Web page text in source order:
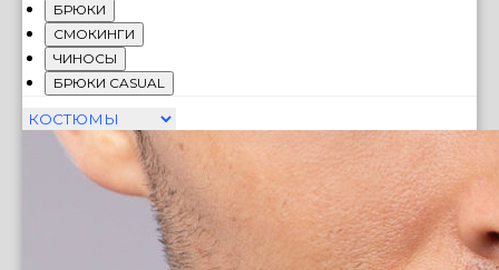
БРЮКИ
СМОКИНГИ
ЧИНОСЫ
БРЮКИ CASUAL